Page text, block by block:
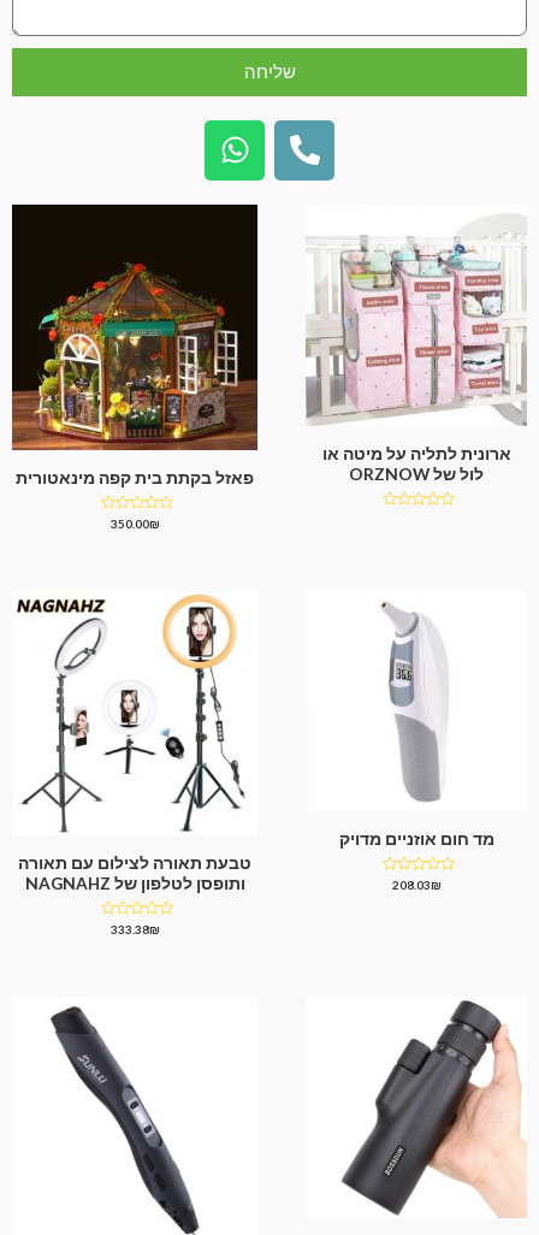
שליחה
ארונית לתליה על מיטה או
לול של ORZNOW
פאזל בקתת בית קפה מינאטורית
דורג350.00₪
מד חום אוזניים מדויק
דורג208.03₪
טבעת תאורה לצילום עם תאורה
ותופסן לטלפון של NAGNAHZ
דורג333.38₪